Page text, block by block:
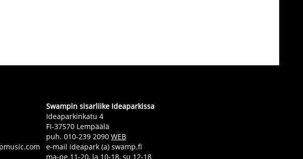
Swampin sisarliike Ideaparkissa
Ideaparkinkatu 4
FI-37570 Lempäälä
puh. 010-239 2090 WEB
e-mail ideapark (a) swamp.fi
ma-pe 11-20, la 10-18, su 12-18